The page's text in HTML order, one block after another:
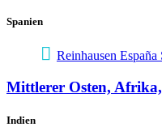
Spanien
Rein­hausen
Mitt­lerer Osten,
Indien